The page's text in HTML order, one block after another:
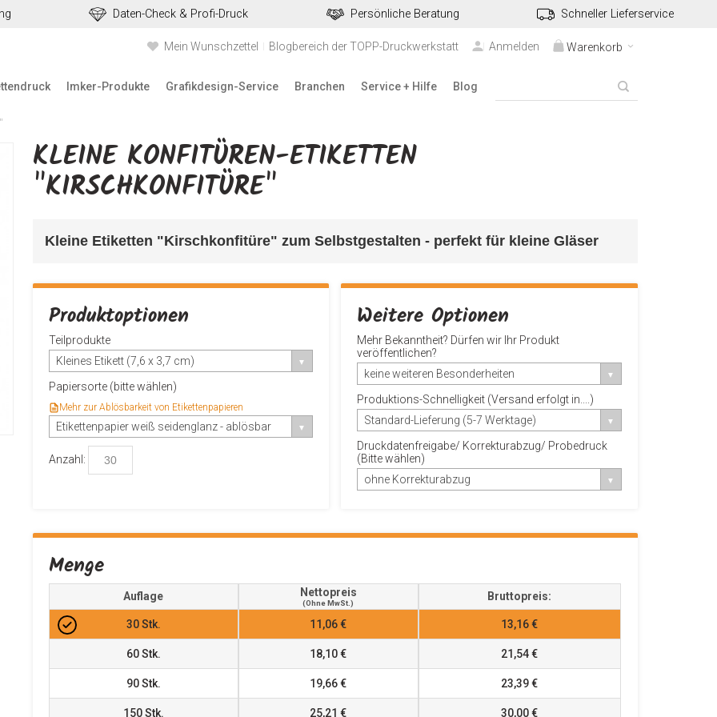
Daten-Check & Profi-Druck Persönliche Beratung Schneller Lieferservice
Warenkorb
Mein Wunschzettel Blogbereich der TOPP-Druckwerkstatt Anmelden
Imker-Produkte Grafikdesign-Service Branchen Service + Hilfe Blog
KLEINE KONFITÜREN-ETIKETTEN
"KIRSCHKONFITÜRE"
Kleine Etiketten "Kirschkonfitüre" zum Selbstgestalten - perfekt für kleine Gläser
Produktoptionen
Teilprodukte
Kleines Etikett (7,6 x 3,7 cm)
Papiersorte (bitte wählen)
Mehr zur Ablösbarkeit von Etikettenpapieren
Etikettenpapier weiß seidenglanz - ablösbar
Anzahl:
Weitere Optionen
Mehr Bekanntheit? Dürfen wir Ihr Produkt
veröffentlichen?
keine weiteren Besonderheiten
Produktions-Schnelligkeit (Versand erfolgt in....)
Standard-Lieferung (5-7 Werktage)
Druckdatenfreigabe/ Korrekturabzug/ Probedruck
(Bitte wählen)
ohne Korrekturabzug
Menge
Auflage Nettopreis
(ohne MwSt.)
Bruttopreis:
30Stk. 11,06 € 13,16 €
60Stk. 18,10 € 21,54 €
90Stk. 19,66 € 23,39 €
150Stk. 25,21 € 30,00 €